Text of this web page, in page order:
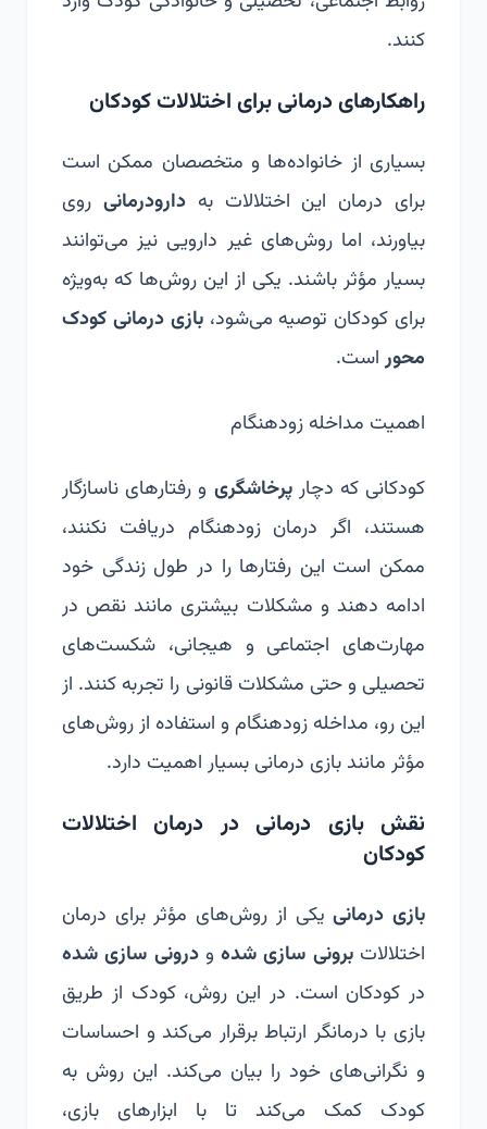
کنند.
راهکارهای درمانی برای اختلالات کودکان
بسیاری از خانواده‌ها و متخصصان ممکن است
برای درمان این اختلالات بهدارودرمانی روی
بیاورند، اما روش‌های غیر دارویی نیز می‌توانند
بسیار مؤثر باشند. یکی از این روش‌ها که به‌ویژه
برای کودکان توصیه می‌شود،بازی درمانی کودک
محوراست.
اهمیت مداخله زودهنگام
کودکانی که دچارپرخاشگری و رفتارهای ناسازگار
هستند، اگر درمان زودهنگام دریافت نکنند،
ممکن است این رفتارها را در طول زندگی خود
ادامه دهند و مشکلات بیشتری مانند نقص در
مهارت‌های اجتماعی و هیجانی، شکست‌های
تحصیلی و حتی مشکلات قانونی را تجربه کنند. از
این رو، مداخله زودهنگام و استفاده از روش‌های
مؤثر مانند بازی درمانی بسیار اهمیت دارد.
نقش بازی درمانی در درمان اختلالات
کودکان
بازی درمانییکی از روش‌های مؤثر برای درمان
اختلالاتبرونی سازی شدهودرونی سازی شده
در کودکان است. در این روش، کودک از طریق
بازی با درمانگر ارتباط برقرار می‌کند و احساسات
و نگرانی‌های خود را بیان می‌کند. این روش به
کودک کمک می‌کند تا با ابزارهای بازی،